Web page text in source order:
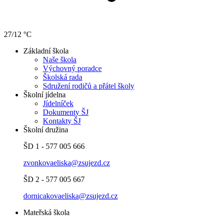
27/12 °C
Základní škola
Naše škola
Výchovný poradce
Školská rada
Sdružení rodičů a přátel školy
Školní jídelna
Jídelníček
Dokumenty ŠJ
Kontakty ŠJ
Školní družina
ŠD 1 - 577 005 666
zvonkovaeliska@zsujezd.cz
ŠD 2 - 577 005 667
dornicakovaeliska@zsujezd.cz
Mateřská škola